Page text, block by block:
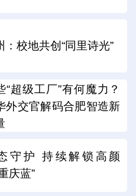
：校地共创“同里诗光”
“超级工厂”有何魔力？
外交官解码合肥智造新
守护 持续解锁高颜
庆蓝”